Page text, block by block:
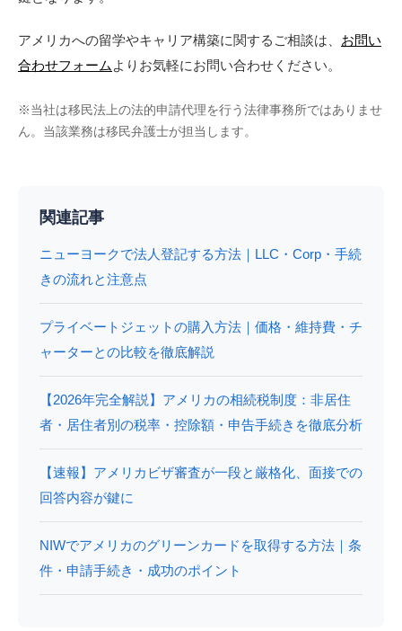
アメリカへの留学やキャリア構築に関するご相談は、 お問い
合わせフォーム よりお気軽にお問い合わせください。
※当社は移民法上の法的申請代理を行う法律事務所ではありませ
ん。当該業務は移民弁護士が担当します。
関連記事
ニューヨークで法人登記する方法｜LLC・Corp・手続
きの流れと注意点
プライベートジェットの購入方法｜価格・維持費・チ
ャーターとの比較を徹底解説
【2026年完全解説】アメリカの相続税制度：非居住
者・居住者別の税率・控除額・申告手続きを徹底分析
【速報】アメリカビザ審査が一段と厳格化、面接での
回答内容が鍵に
NIWでアメリカのグリーンカードを取得する方法｜条
件・申請手続き・成功のポイント